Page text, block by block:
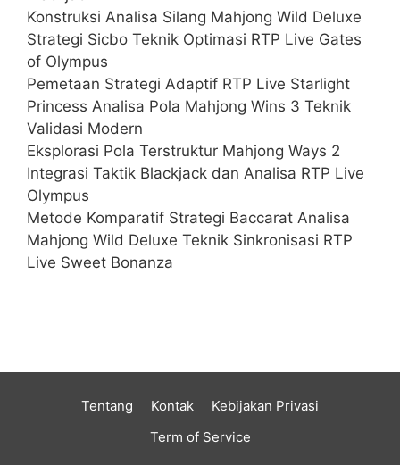
Konstruksi Analisa Silang Mahjong Wild Deluxe
Strategi Sicbo Teknik Optimasi RTP Live Gates
of Olympus
Pemetaan Strategi Adaptif RTP Live Starlight
Princess Analisa Pola Mahjong Wins 3 Teknik
Validasi Modern
Eksplorasi Pola Terstruktur Mahjong Ways 2
Integrasi Taktik Blackjack dan Analisa RTP Live
Olympus
Metode Komparatif Strategi Baccarat Analisa
Mahjong Wild Deluxe Teknik Sinkronisasi RTP
Live Sweet Bonanza
Tentang Kontak
Kebijakan Privasi
Term of Service